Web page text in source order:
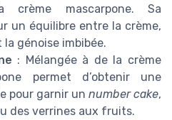
crème mascarpone. Sa
un équilibre entre la crème,
génoise imbibée.
: Mélangée à de la crème
permet d’obtenir une
pour garnir un number cake,
des verrines aux fruits.